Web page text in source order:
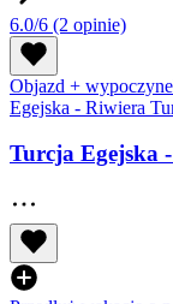
6.0/6 (2 opinie)
Objazd +
Egejska - Riwiera
Turcja Egejska